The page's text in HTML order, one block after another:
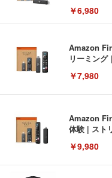
￥6,980
Amazon
リーミン
￥7,980
Amazon
体験 | スト
￥9,980